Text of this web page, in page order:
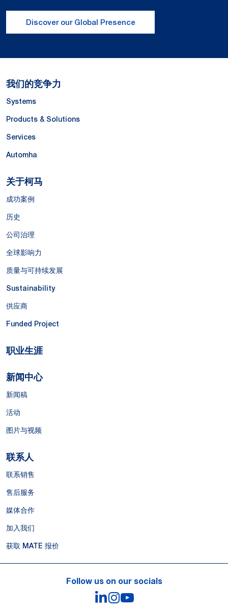
Discover our Global Presence
我们的竞争力
Systems
Products & Solutions
Services
Automha
关于柯马
成功案例
历史
公司治理
全球影响力
质量与可持续发展
Sustainability
供应商
Funded Project
职业生涯
新闻中心
新闻稿
活动
图片与视频
联系人
联系销售
售后服务
媒体合作
加入我们
获取 MATE 报价
Follow us on our socials
LinkedIn
Instagram